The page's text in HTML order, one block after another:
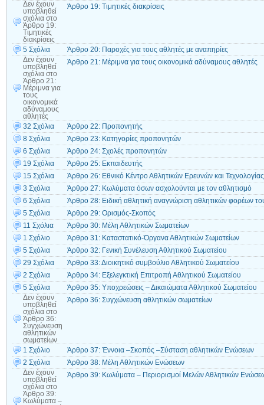
Δεν έχουν
υποβληθεί
σχόλια στο
Άρθρο 19:
Τιμητικές
διακρίσεις
Άρθρο 19: Τιμητικές διακρίσεις
5 Σχόλια
Άρθρο 20: Παροχές για τους αθλητές με αναπηρίες
Δεν έχουν
υποβληθεί
σχόλια στο
Άρθρο 21:
Μέριμνα για
τους
οικονομικά
αδύναμους
αθλητές
Άρθρο 21: Μέριμνα για τους οικονομικά αδύναμους αθλητές
32 Σχόλια
Άρθρο 22: Προπονητής
8 Σχόλια
Άρθρο 23: Κατηγορίες προπονητών
6 Σχόλια
Άρθρο 24: Σχολές προπονητών
19 Σχόλια
Άρθρο 25: Εκπαιδευτής
15 Σχόλια
Άρθρο 26: Εθνικό Κέντρο Αθλητικών Ερευνών και Τεχνολογίας
3 Σχόλια
Άρθρο 27: Κωλύματα όσων ασχολούνται με τον αθλητισμό
6 Σχόλια
Άρθρο 28: Ειδική αθλητική αναγνώριση αθλητικών φορέων
5 Σχόλια
Άρθρο 29: Ορισμός-Σκοπός
11 Σχόλια
Άρθρο 30: Μέλη Αθλητικών Σωματείων
1 Σχόλιο
Άρθρο 31: Καταστατικό-Όργανα Αθλητικών Σωματείων
5 Σχόλια
Άρθρο 32: Γενική Συνέλευση Αθλητικού Σωματείου
29 Σχόλια
Άρθρο 33: Διοικητικό συμβούλιο Αθλητικού Σωματείου
2 Σχόλια
Άρθρο 34: Εξελεγκτική Επιτροπή Αθλητικού Σωματείου
5 Σχόλια
Άρθρο 35: Υποχρεώσεις – Δικαιώματα Αθλητικού Σωματείου
Δεν έχουν
υποβληθεί
σχόλια στο
Άρθρο 36:
Συγχώνευση
αθλητικών
σωματείων
Άρθρο 36: Συγχώνευση αθλητικών σωματείων
1 Σχόλιο
Άρθρο 37: Έννοια –Σκοπός –Σύσταση αθλητικών Ενώσεων
2 Σχόλια
Άρθρο 38: Μέλη Αθλητικών Ενώσεων
Δεν έχουν
υποβληθεί
σχόλια στο
Άρθρο 39:
Κωλύματα –
Άρθρο 39: Κωλύματα – Περιορισμοί Μελών Αθλητικών